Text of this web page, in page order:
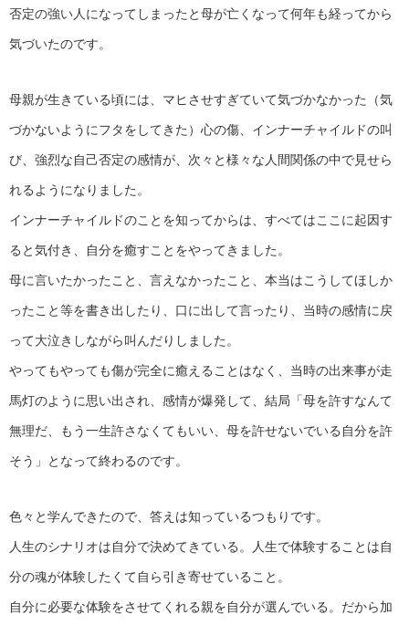
否定の強い人になってしまったと母が亡くなって何年も経ってから
気づいたのです。
母親が生きている頃には、マヒさせすぎていて気づかなかった（気
づかないようにフタをしてきた）心の傷、インナーチャイルドの叫
び、強烈な自己否定の感情が、次々と様々な人間関係の中で見せら
れるようになりました。
インナーチャイルドのことを知ってからは、すべてはここに起因す
ると気付き、自分を癒すことをやってきました。
母に言いたかったこと、言えなかったこと、本当はこうしてほしか
ったこと等を書き出したり、口に出して言ったり、当時の感情に戻
って大泣きしながら叫んだりしました。
やってもやっても傷が完全に癒えることはなく、当時の出来事が走
馬灯のように思い出され、感情が爆発して、結局「母を許すなんて
無理だ、もう一生許さなくてもいい、母を許せないでいる自分を許
そう」となって終わるのです。
色々と学んできたので、答えは知っているつもりです。
人生のシナリオは自分で決めてきている。人生で体験することは自
分の魂が体験したくて自ら引き寄せていること。
自分に必要な体験をさせてくれる親を自分が選んでいる。だから加